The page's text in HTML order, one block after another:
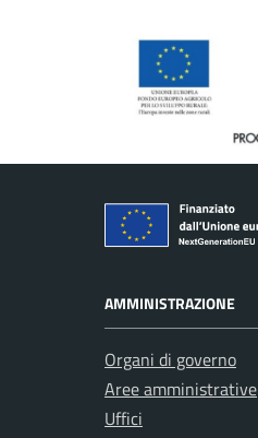
AMMINISTRAZIONE
Organi di governo
Aree amministrative
Uffici